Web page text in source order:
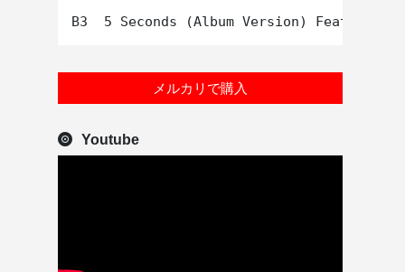
メルカリで購入
Youtube